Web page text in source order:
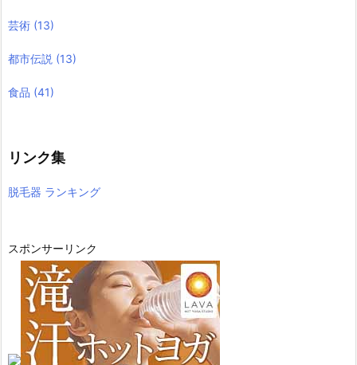
芸術 (13)
都市伝説 (13)
食品 (41)
リンク集
脱毛器 ランキング
スポンサーリンク